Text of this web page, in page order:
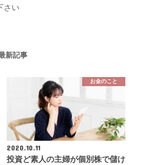
さい
新記事
お金のこと
2020.10.11
投資ど素人の主婦が個別株で儲け